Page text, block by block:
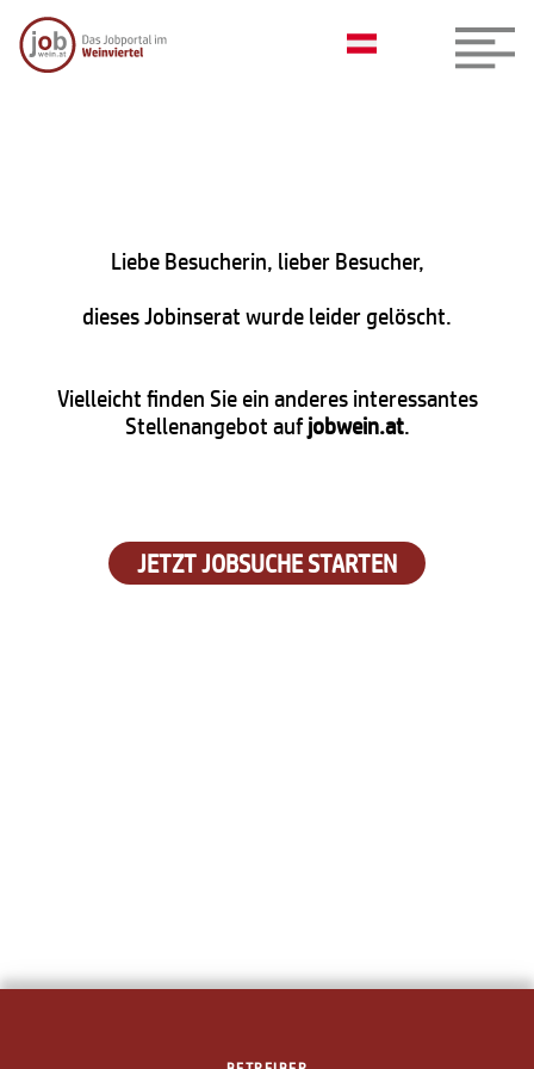
Liebe Besucherin, lieber Besucher,
dieses Jobinserat wurde leider gelöscht.
Vielleicht finden Sie ein anderes interessantes
Stellenangebot aufjobwein.at.
JETZT JOBSUCHE STARTEN